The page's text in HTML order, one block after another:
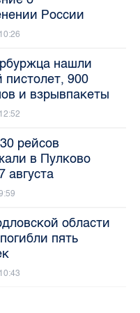
России
нашли
пистолет, 900
и взрывпакеты
рейсов
в Пулково
августа
области
пять